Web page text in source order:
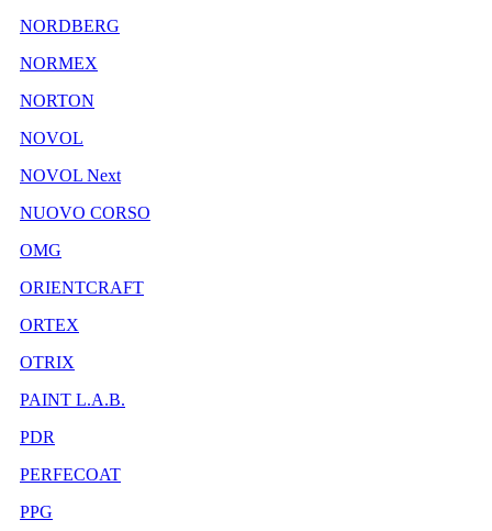
NORDBERG
NORMEX
NORTON
NOVOL
NOVOL Next
NUOVO CORSO
OMG
ORIENTCRAFT
ORTEX
OTRIX
PAINT L.A.B.
PDR
PERFECOAT
PPG